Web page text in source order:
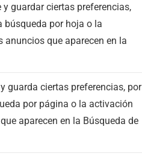
guardar ciertas preferencias,
búsqueda por hoja o la
que aparecen en la
guarda ciertas preferencias, por
por página o la activación
aparecen en la Búsqueda de